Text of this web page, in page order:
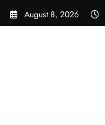
Zum
Inhalt
August 8, 2026